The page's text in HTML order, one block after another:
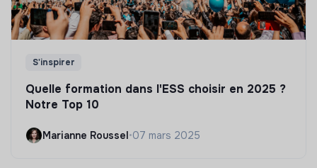
S'inspirer
Quelle formation dans l'ESS choisir en 2025 ?
Notre Top 10
Marianne Roussel•07 mars 2025